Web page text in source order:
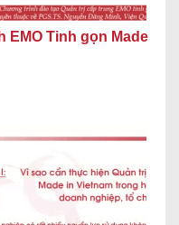
Tinh gọn Made